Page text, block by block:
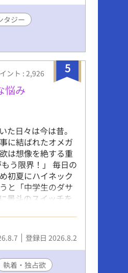
ンデレ受け🌱 腹
略結婚BL。
タジー
5
ント : 2,926
悩み
た日々は今は昔。
に結ばれたオメガ
は想像を絶する重
う限界！」 毎日の
初夏にハイネック
と「中学生のダサ
景斗のスイッチを
深く、無限の体力
理的に限界寸前な
ディ待望の続編！
登録日 2026.8.2
執着・独占欲